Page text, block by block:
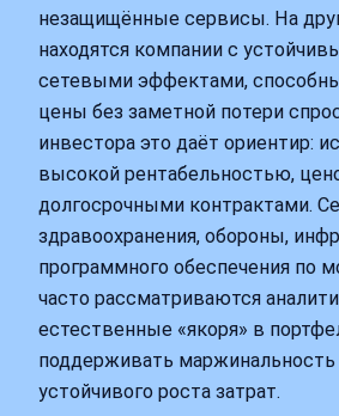
незащищённые сервисы. На
находятся компании с
сетевыми эффектами,
цены без заметной потери
инвестора это даёт ориентир:
высокой рентабельностью,
долгосрочными контрактами.
здравоохранения, обороны,
программного обеспечения по
часто рассматриваются
естественные «якоря» в
поддерживать маржинальность
устойчивого роста затрат.